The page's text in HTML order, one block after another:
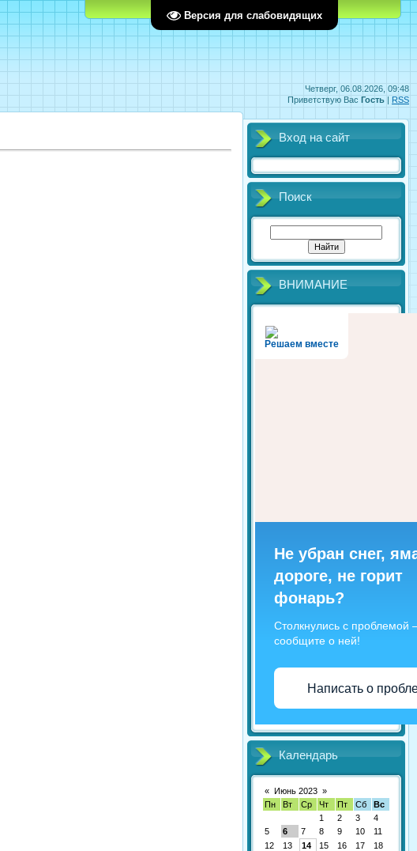
Версия для слабовидящих
Четверг, 06.08.2026, 09:48
Приветствую Вас Гость | RSS
Вход на сайт
Поиск
ВНИМАНИЕ
Решаем вместе
Не убран снег,
дороге, не горит
фонарь?
Столкнулись с проблемой
сообщите о ней!
Написать о
Календарь
« Июнь 2023 »
Пн
Вт Ср Чт Пт Сб
Вс
1
2 3
4
5
6 7 8 9 10
11
12
13 14 15 16 17
18